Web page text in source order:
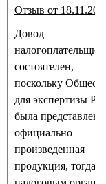
Отзыв от
Довод
состоятелен,
поскольку
для экспертизы
была представлена
официально
произведенная
продукция, тогда